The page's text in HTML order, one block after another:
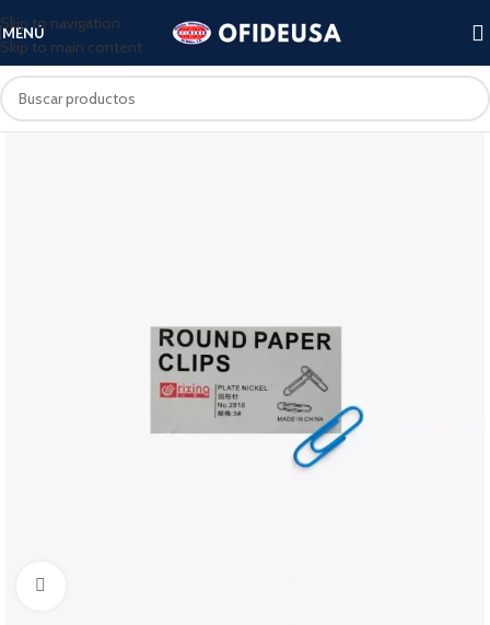
Skip to navigation
Skip to main content
MENÚ